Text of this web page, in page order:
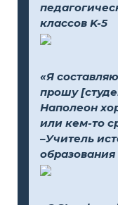
классов K-5
«Я
прошу
Наполеон
или кем-то
–Учитель
образования